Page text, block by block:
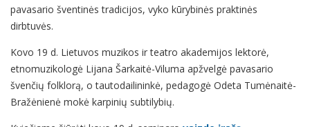
pavasario šventinės tradicijos, vyko kūrybinės praktinės
dirbtuvės.
Kovo 19 d. Lietuvos muzikos ir teatro akademijos lektorė,
etnomuzikologė Lijana Šarkaitė-Viluma apžvelgė pavasario
švenčių folklorą, o tautodailininkė, pedagogė Odeta Tumėnaitė-
Bražėnienė mokė karpinių subtilybių.